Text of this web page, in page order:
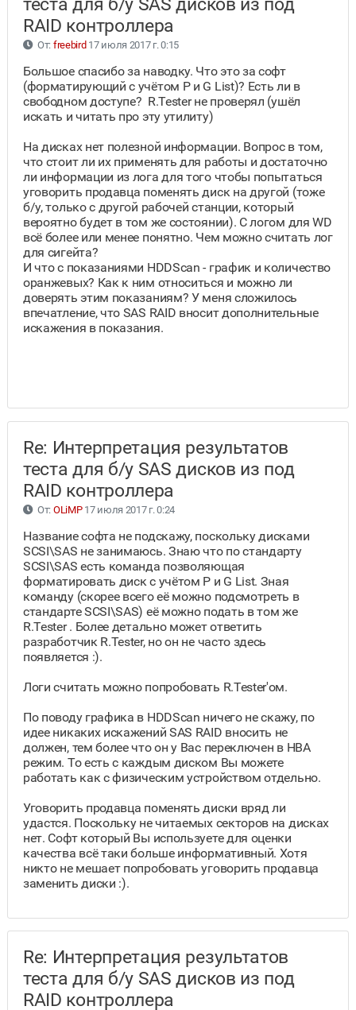
теста для б/у SAS дисков из под
RAID контроллера
От: freebird 17 июля 2017 г. 0:15
Большое спасибо за наводку. Что это за софт
(форматирующий с учётом P и G List)? Есть ли в
свободном доступе? R.Tester не проверял (ушёл
искать и читать про эту утилиту)
На дисках нет полезной информации. Вопрос в том,
что стоит ли их применять для работы и достаточно
ли информации из лога для того чтобы попытаться
уговорить продавца поменять диск на другой (тоже
б/у, только с другой рабочей станции, который
вероятно будет в том же состоянии). С логом для WD
всё более или менее понятно. Чем можно считать лог
для сигейта?
И что с показаниями HDDScan - график и количество
оранжевых? Как к ним относиться и можно ли
доверять этим показаниям? У меня сложилось
впечатление, что SAS RAID вносит дополнительные
искажения в показания.
Re: Интерпретация результатов
теста для б/у SAS дисков из под
RAID контроллера
От: OLiMP17 июля 2017 г. 0:24
Название софта не подскажу, поскольку дисками
SCSI\SAS не занимаюсь. Знаю что по стандарту
SCSI\SAS есть команда позволяющая
форматировать диск с учётом P и G List. Зная
команду (скорее всего её можно подсмотреть в
стандарте SCSI\SAS) её можно подать в том же
R.Tester . Более детально может ответить
разработчик R.Tester, но он не часто здесь
появляется :).
Логи считать можно попробовать R.Tester'ом.
По поводу графика в HDDScan ничего не скажу, по
идее никаких искажений SAS RAID вносить не
должен, тем более что он у Вас переключен в HBA
режим. То есть с каждым диском Вы можете
работать как с физическим устройством отдельно.
Уговорить продавца поменять диски вряд ли
удастся. Поскольку не читаемых секторов на дисках
нет. Софт который Вы используете для оценки
качества всё таки больше информативный. Хотя
никто не мешает попробовать уговорить продавца
заменить диски :).
Re: Интерпретация результатов
теста для б/у SAS дисков из под
RAID контроллера